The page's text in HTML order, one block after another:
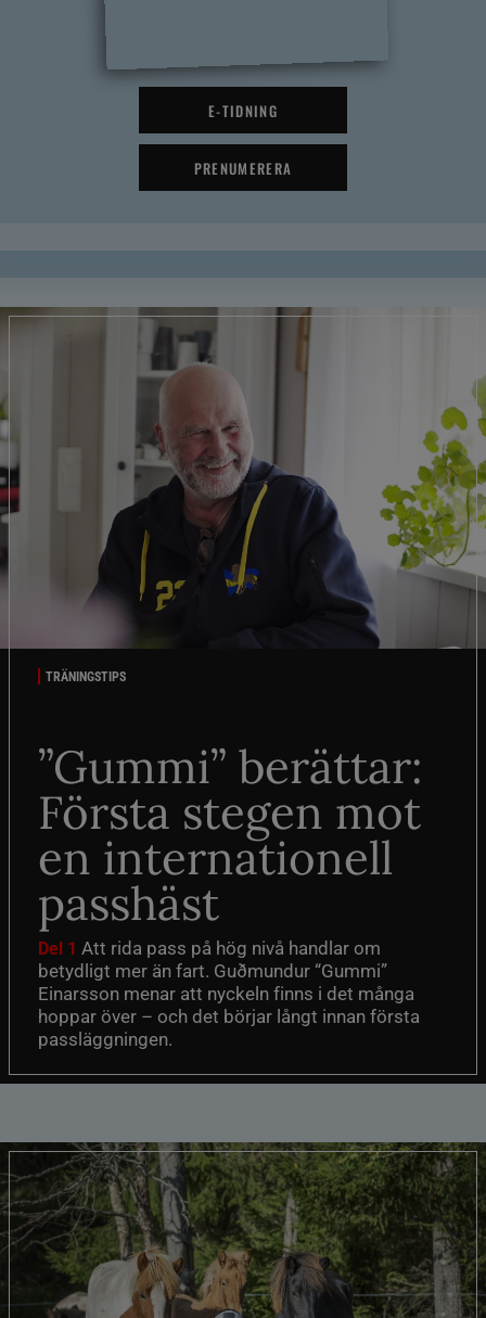
E-TIDNING
PRENUMERERA
TRÄNINGSTIPS
”Gummi” berättar:
Första stegen mot
en internationell
passhäst
Del 1 Att rida pass på hög nivå handlar om
betydligt mer än fart. Guðmundur “Gummi”
Einarsson menar att nyckeln finns i det många
hoppar över – och det börjar långt innan första
passläggningen.